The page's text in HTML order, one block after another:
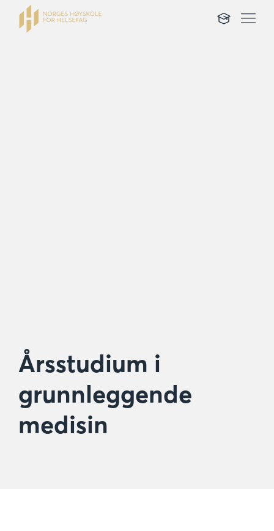
Årsstudium i
grunnleggende
medisin